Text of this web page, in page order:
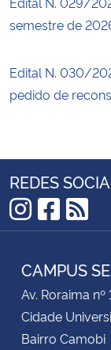
semestre de
Edital N. 030/
pedido de
REDES
RSS
CAMPUS
Av. Roraima
Cidade
Bairro Camobi